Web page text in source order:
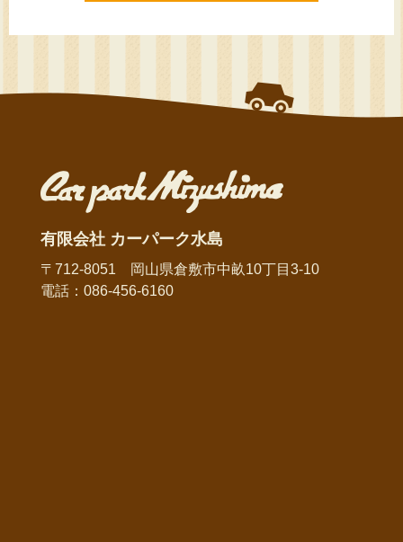
有限会社 カーパーク水島
〒712-8051 岡山県倉敷市中畝10丁目3-10
電話：086-456-6160